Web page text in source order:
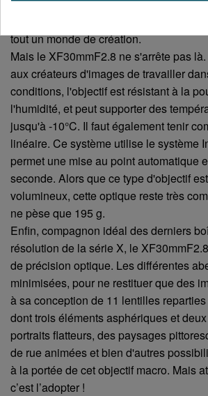
tout détail situé à 1,2 cm de l'objectif et
tout un monde de création.
Mais le XF30mmF2.8 ne s'arrête pas
aux créateurs d'images de travailler
conditions, l'objectif est résistant à la
l'humidité, et peut supporter des
jusqu'à -10°C. Il faut également tenir
linéaire. Ce système utilise le système
permet une mise au point automatique
seconde. Alors que ce type d'objectif
volumineux, cette optique reste très
ne pèse que 195 g.
Enfin, compagnon idéal des derniers
résolution de la série X, le
de précision optique. Les différentes
minimisées, pour ne restituer que des
à sa conception de 11 lentilles
dont trois éléments asphériques et
portraits flatteurs, des paysages
de rue animées et bien d'autres
à la portée de cet objectif macro. Mais
c’est l’adopter !